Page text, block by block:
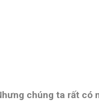
chúng ta rất có